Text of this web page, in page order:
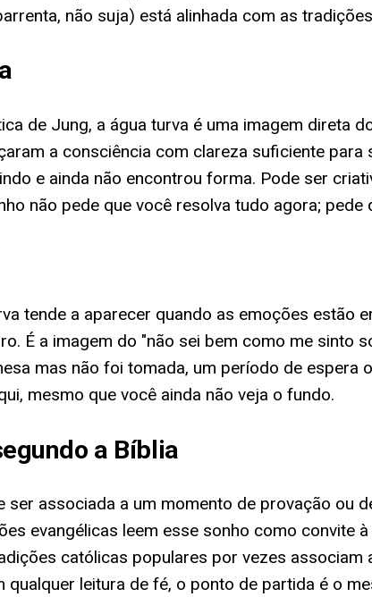
não suja) está alinhada com as
de Jung, a água turva é uma imagem direta
a consciência com clareza suficiente
e ainda não encontrou forma. Pode ser
não pede que você resolva tudo agora; pede
tende a aparecer quando as emoções
É a imagem do "não sei bem como me sinto
mas não foi tomada, um período de espera
mesmo que você ainda não veja o fundo.
a Bíblia
ser associada a um momento de provação
evangélicas leem esse sonho como convite
católicas populares por vezes
qualquer leitura de fé, o ponto de partida é o